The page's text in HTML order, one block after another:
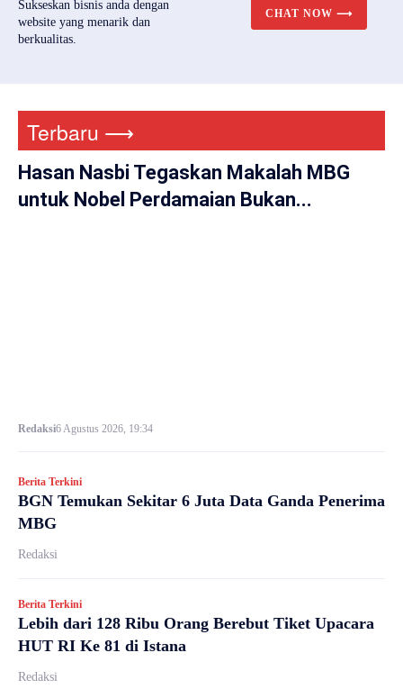
Sukseskan bisnis anda dengan
website yang menarik dan
berkualitas.
CHAT NOW ⟶
Terbaru ⟶
Hasan Nasbi Tegaskan Makalah MBG
untuk Nobel Perdamaian Bukan...
Redaksi6 Agustus 2026, 19:34
Berita Terkini
BGN Temukan Sekitar 6 Juta Data Ganda Penerima
MBG
Redaksi
Berita Terkini
Lebih dari 128 Ribu Orang Berebut Tiket Upacara
HUT RI Ke 81 di Istana
Redaksi